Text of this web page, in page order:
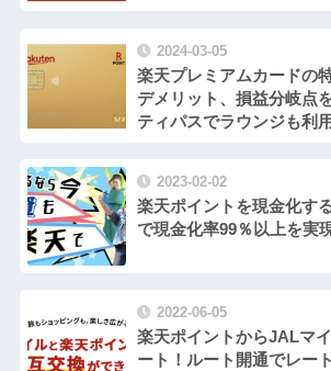
2024-03-05
楽天プレミアムカードの
デメリット、損益分岐点
ティパスでラウンジも利
2023-02-02
楽天ポイントを現金化す
で現金化率99％以上を実
2022-06-05
楽天ポイントからJALマ
ート！ルート開通でレー